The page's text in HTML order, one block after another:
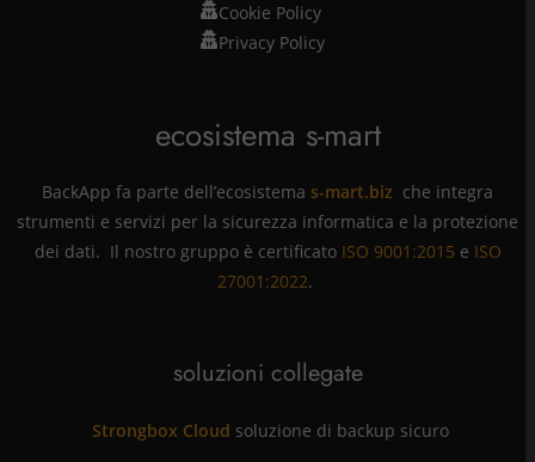
Cookie Policy
Privacy Policy
ecosistema s-mart
BackApp fa parte dell’ecosistema s-mart.biz che integra
strumenti e servizi per la sicurezza informatica e la protezione
dei dati. Il nostro gruppo è certificatoISO 9001:2015 e ISO
27001:2022.
soluzioni collegate
Strongbox Cloud soluzione di backup sicuro